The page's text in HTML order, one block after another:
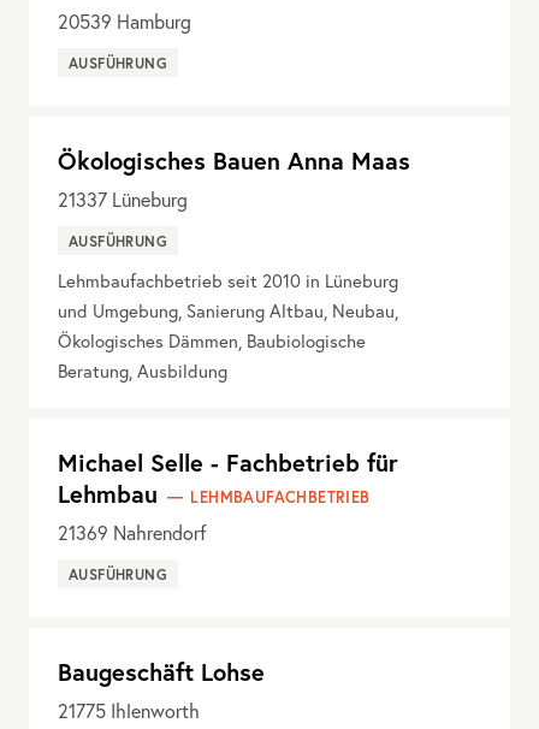
20539 Hamburg
AUSFÜHRUNG
Ökologisches Bauen Anna Maas
21337 Lüneburg
AUSFÜHRUNG
Lehmbaufachbetrieb seit 2010 in Lüneburg
und Umgebung, Sanierung Altbau, Neubau,
Ökologisches Dämmen, Baubiologische
Beratung, Ausbildung
Michael Selle - Fachbetrieb für
Lehmbau
LEHMBAUFACHBETRIEB
21369 Nahrendorf
AUSFÜHRUNG
Baugeschäft Lohse
21775 Ihlenworth